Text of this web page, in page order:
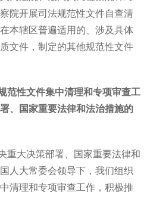
院开展司法规范性文件自查清
本辖区普遍适用的、涉及具体
文件，制定的其他规范性文件
范性文件集中清理和专项审查工
、国家重要法律和法治措施的
重大决策部署、国家重要法律和
人大常委会领导下，我们组织
清理和专项审查工作，积极推